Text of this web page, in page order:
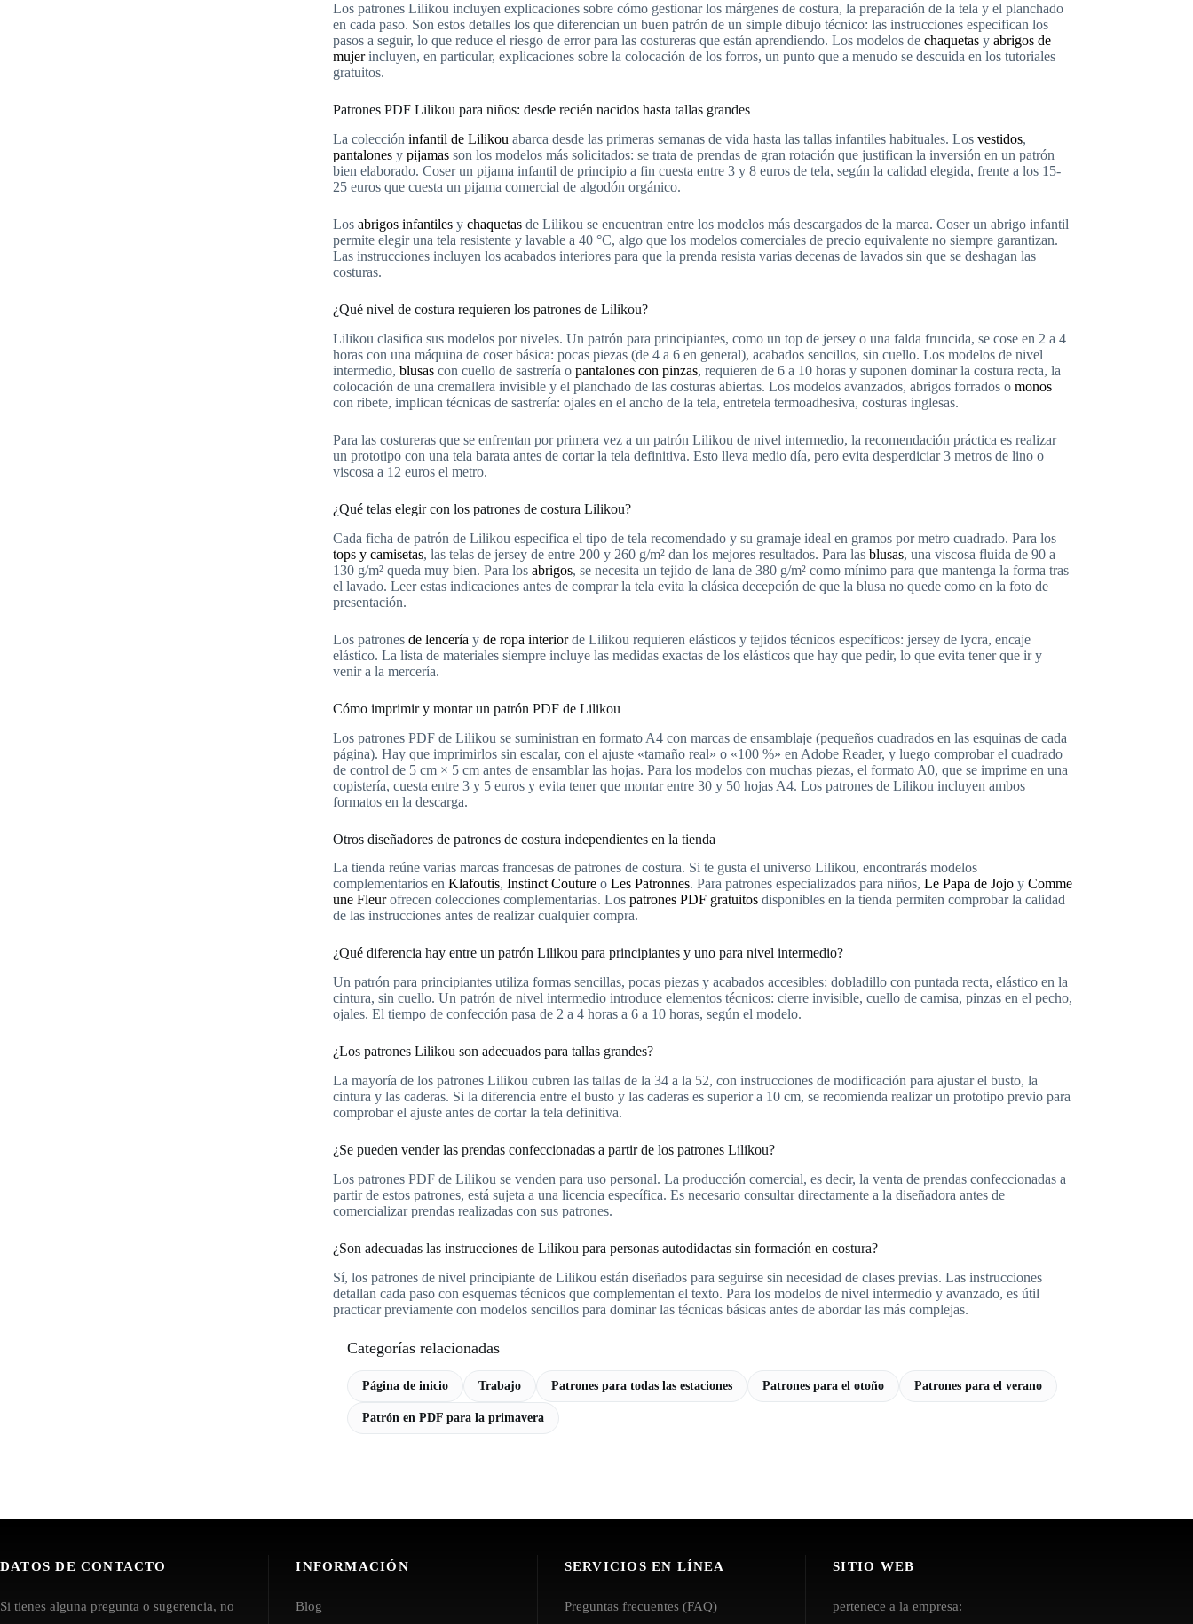
Los patrones Lilikou incluyen explicaciones sobre cómo gestionar los márgenes de costura, la preparación de la tela y el planchado
en cada paso. Son estos detalles los que diferencian un buen patrón de un simple dibujo técnico: las instrucciones especifican los
pasos a seguir, lo que reduce el riesgo de error para las costureras que están aprendiendo. Los modelos de chaquetasy abrigos de
mujerincluyen, en particular, explicaciones sobre la colocación de los forros, un punto que a menudo se descuida en los tutoriales
gratuitos.
Patrones PDF Lilikou para niños: desde recién nacidos hasta tallas grandes
La colección infantil de Lilikou abarca desde las primeras semanas de vida hasta las tallas infantiles habituales. Los vestidos,
pantalonesy pijamasson los modelos más solicitados: se trata de prendas de gran rotación que justifican la inversión en un patrón
bien elaborado. Coser un pijama infantil de principio a fin cuesta entre 3 y 8 euros de tela, según la calidad elegida, frente a los 15-
25 euros que cuesta un pijama comercial de algodón orgánico.
Los abrigos infantilesy chaquetasde Lilikou se encuentran entre los modelos más descargados de la marca. Coser un abrigo infantil
permite elegir una tela resistente y lavable a 40 °C, algo que los modelos comerciales de precio equivalente no siempre garantizan.
Las instrucciones incluyen los acabados interiores para que la prenda resista varias decenas de lavados sin que se deshagan las
costuras.
¿Qué nivel de costura requieren los patrones de Lilikou?
Lilikou clasifica sus modelos por niveles. Un patrón para principiantes, como un top de jersey o una falda fruncida, se cose en 2 a 4
horas con una máquina de coser básica: pocas piezas (de 4 a 6 en general), acabados sencillos, sin cuello. Los modelos de nivel
intermedio, blusascon cuello de sastrería o pantalones con pinzas, requieren de 6 a 10 horas y suponen dominar la costura recta, la
colocación de una cremallera invisible y el planchado de las costuras abiertas. Los modelos avanzados, abrigos forrados o monos
con ribete, implican técnicas de sastrería: ojales en el ancho de la tela, entretela termoadhesiva, costuras inglesas.
Para las costureras que se enfrentan por primera vez a un patrón Lilikou de nivel intermedio, la recomendación práctica es realizar
un prototipo con una tela barata antes de cortar la tela definitiva. Esto lleva medio día, pero evita desperdiciar 3 metros de lino o
viscosa a 12 euros el metro.
¿Qué telas elegir con los patrones de costura Lilikou?
Cada ficha de patrón de Lilikou especifica el tipo de tela recomendado y su gramaje ideal en gramos por metro cuadrado. Para los
tops y camisetas, las telas de jersey de entre 200 y 260 g/m² dan los mejores resultados. Para las blusas, una viscosa fluida de 90 a
130 g/m² queda muy bien. Para los abrigos, se necesita un tejido de lana de 380 g/m² como mínimo para que mantenga la forma tras
el lavado. Leer estas indicaciones antes de comprar la tela evita la clásica decepción de que la blusa no quede como en la foto de
presentación.
Los patrones de lencería y de ropa interiorde Lilikou requieren elásticos y tejidos técnicos específicos: jersey de lycra, encaje
elástico. La lista de materiales siempre incluye las medidas exactas de los elásticos que hay que pedir, lo que evita tener que ir y
venir a la mercería.
Cómo imprimir y montar un patrón PDF de Lilikou
Los patrones PDF de Lilikou se suministran en formato A4 con marcas de ensamblaje (pequeños cuadrados en las esquinas de cada
página). Hay que imprimirlos sin escalar, con el ajuste «tamaño real» o «100 %» en Adobe Reader, y luego comprobar el cuadrado
de control de 5 cm × 5 cm antes de ensamblar las hojas. Para los modelos con muchas piezas, el formato A0, que se imprime en una
copistería, cuesta entre 3 y 5 euros y evita tener que montar entre 30 y 50 hojas A4. Los patrones de Lilikou incluyen ambos
formatos en la descarga.
Otros diseñadores de patrones de costura independientes en la tienda
La tienda reúne varias marcas francesas de patrones de costura. Si te gusta el universo Lilikou, encontrarás modelos
complementarios en Klafoutis, Instinct Coutureo Les Patronnes. Para patrones especializados para niños, Le Papa de Jojoy Comme
une Fleurofrecen colecciones complementarias. Los patrones PDF gratuitosdisponibles en la tienda permiten comprobar la calidad
de las instrucciones antes de realizar cualquier compra.
¿Qué diferencia hay entre un patrón Lilikou para principiantes y uno para nivel intermedio?
Un patrón para principiantes utiliza formas sencillas, pocas piezas y acabados accesibles: dobladillo con puntada recta, elástico en la
cintura, sin cuello. Un patrón de nivel intermedio introduce elementos técnicos: cierre invisible, cuello de camisa, pinzas en el pecho,
ojales. El tiempo de confección pasa de 2 a 4 horas a 6 a 10 horas, según el modelo.
¿Los patrones Lilikou son adecuados para tallas grandes?
La mayoría de los patrones Lilikou cubren las tallas de la 34 a la 52, con instrucciones de modificación para ajustar el busto, la
cintura y las caderas. Si la diferencia entre el busto y las caderas es superior a 10 cm, se recomienda realizar un prototipo previo para
comprobar el ajuste antes de cortar la tela definitiva.
¿Se pueden vender las prendas confeccionadas a partir de los patrones Lilikou?
Los patrones PDF de Lilikou se venden para uso personal. La producción comercial, es decir, la venta de prendas confeccionadas a
partir de estos patrones, está sujeta a una licencia específica. Es necesario consultar directamente a la diseñadora antes de
comercializar prendas realizadas con sus patrones.
¿Son adecuadas las instrucciones de Lilikou para personas autodidactas sin formación en costura?
Sí, los patrones de nivel principiante de Lilikou están diseñados para seguirse sin necesidad de clases previas. Las instrucciones
detallan cada paso con esquemas técnicos que complementan el texto. Para los modelos de nivel intermedio y avanzado, es útil
practicar previamente con modelos sencillos para dominar las técnicas básicas antes de abordar las más complejas.
Categorías relacionadas
Página de inicio Trabajo Patrones para todas las estaciones Patrones para el otoño Patrones para el verano
Patrón en PDF para la primavera
DATOS DE CONTACTO
Si tienes alguna pregunta o sugerencia, no
INFORMACIÓN
Blog
SERVICIOS EN LÍNEA
Preguntas frecuentes (FAQ)
SITIO WEB
pertenece a la empresa: